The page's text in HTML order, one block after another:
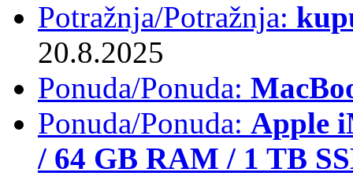
Potražnja/Potražnja:
20.8.2025
Ponuda/Ponuda:
Ponuda/Ponuda: Apple
/ 64 GB RAM / 1 TB